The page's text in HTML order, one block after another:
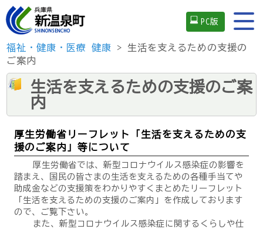
PC版
福祉・健康・医療 健康 > 生活を支えるための支援の
ご案内
生活を支えるための支援のご案
内
厚生労働省リーフレット「生活を支えるための支
援のご案内」等について
厚生労働省では、新型コロナウイルス感染症の影響を
踏まえ、国民の皆さまの生活を支えるための各種手当てや
助成金などの支援策をわかりやすくまとめたリーフレット
「生活を支えるための支援のご案内」を作成しております
ので、ご覧下さい。
また、新型コロナウイルス感染症に関するくらしや仕